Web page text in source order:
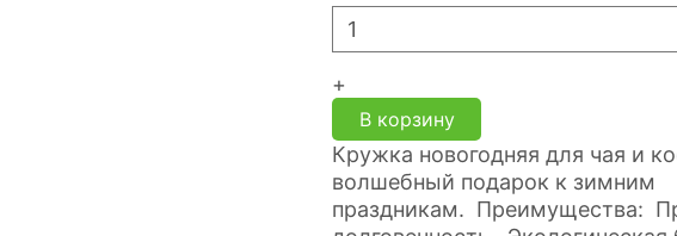
+
В корзину
Кружка новогодняя для чая и
волшебный подарок к зимним
праздникам. Преимущества: